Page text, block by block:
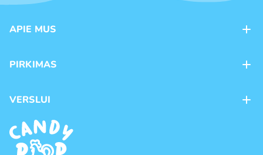
APIE MUS
Kontaktai
Naujienos
Prekių ženklai
PIRKIMAS
Pristatymas
Prekių grąžinimas ir keitimas
Pirkimo taisyklės
VERSLUI
Franšizė
Didmeninė prekyba